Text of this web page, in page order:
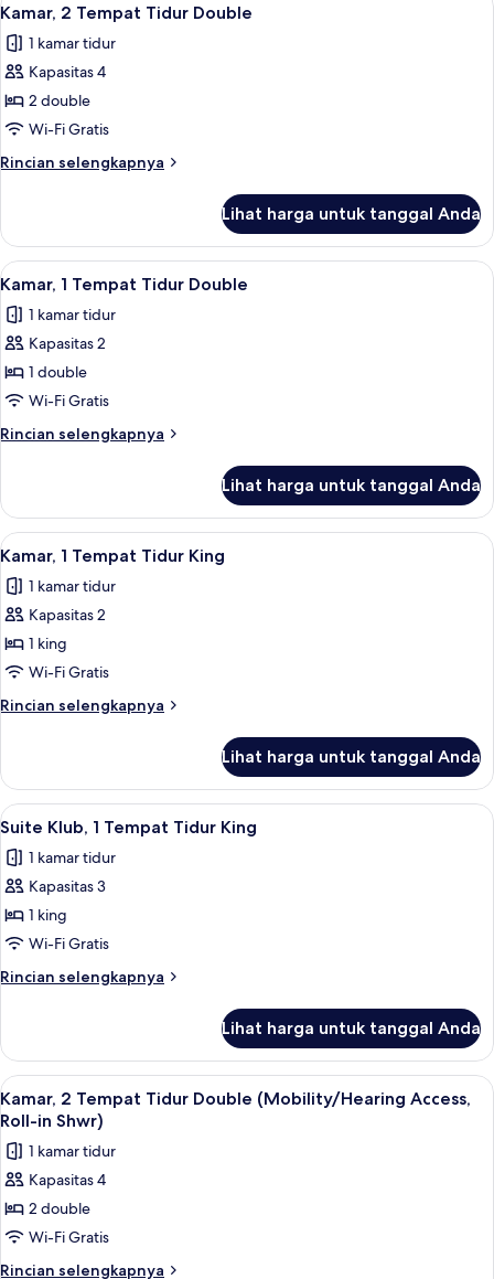
1
Tidur
King
semua
foto
untuk
Kamar,
2
Tempat
Tidur
6
Kamar, 2 Tempat Tidur Double
1 kamar tidur
Kapasitas 4
2 double
Wi-Fi Gratis
Rincian selengkapnya
Rincian
Kamar,
Tempat
Double
Lihat harga untuk tanggal Anda
Lihat
semua
foto
untuk
Kamar,
1
Tempat
Tidur
Seprai premium, brankas, meja
6
Kamar, 1 Tempat Tidur Double
1 kamar tidur
Kapasitas 2
1 double
Wi-Fi Gratis
Rincian selengkapnya
Rincian
Kamar,
Tempat
Double
Lihat harga untuk tanggal Anda
Lihat
semua
foto
untuk
Kamar,
1
Tempat
Tidur
Seprai premium, brankas, meja
6
Kamar, 1 Tempat Tidur King
1 kamar tidur
Kapasitas 2
1 king
Wi-Fi Gratis
Rincian selengkapnya
Rincian
Kamar,
Tempat
King
Lihat harga untuk tanggal Anda
Lihat
semua
foto
untuk
Suite
Klub,
1
Tempat
King
Seprai premium, brankas, meja
5
Suite Klub, 1 Tempat Tidur King
1 kamar tidur
Kapasitas 3
1 king
Wi-Fi Gratis
Rincian selengkapnya
Rincian
Suite
Klub,
1
Tempat
King
Lihat harga untuk tanggal Anda
Lihat
semua
foto
untuk
Kamar,
2
Tempat
Tidur
Seprai premium, brankas, meja
7
Kamar, 2 Tempat Tidur Double (Mobility/Hearing Access,
Roll-in Shwr)
1 kamar tidur
Kapasitas 4
2 double
Wi-Fi Gratis
Rincian selengkapnya
Rincian